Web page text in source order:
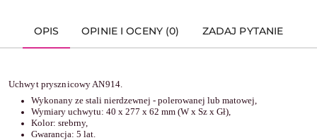
OPIS OPINIE I OCENY (0) ZADAJ PYTANIE
Uchwyt prysznicowy AN914.
Wykonany ze stali nierdzewnej - polerowanej lub matowej,
Wymiary uchwytu: 40 x 277 x 62 mm (W x Sz x Gł),
Kolor: srebrny,
Gwarancja: 5 lat.